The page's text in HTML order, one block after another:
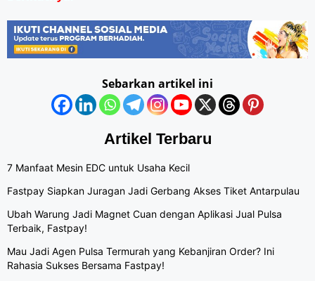
Sebarkan artikel ini
Artikel Terbaru
7 Manfaat Mesin EDC untuk Usaha Kecil
Fastpay Siapkan Juragan Jadi Gerbang Akses Tiket Antarpulau
Ubah Warung Jadi Magnet Cuan dengan Aplikasi Jual Pulsa
Terbaik, Fastpay!
Mau Jadi Agen Pulsa Termurah yang Kebanjiran Order? Ini
Rahasia Sukses Bersama Fastpay!